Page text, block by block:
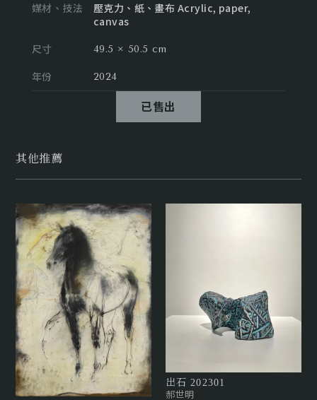
媒材、技法
壓克力、紙、畫布 Acrylic, paper,
canvas
尺寸
49.5 × 50.5 cm
年份 2024
已售出
其他推薦
出石 202301
郝世明